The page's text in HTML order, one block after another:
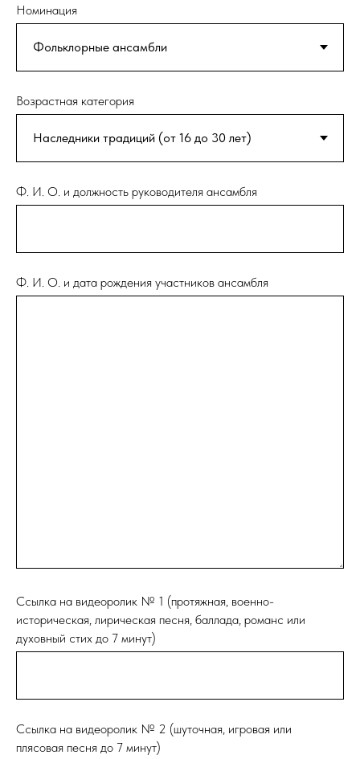
Номинация
Возрастная категория
Ф. И. О. и должность руководителя ансамбля
Ф. И. О. и дата рождения участников ансамбля
Ссылка на видеоролик № 1 (протяжная, военно-
историческая, лирическая песня, баллада, романс или
духовный стих до 7 минут)
Ссылка на видеоролик № 2 (шуточная, игровая или
плясовая песня до 7 минут)